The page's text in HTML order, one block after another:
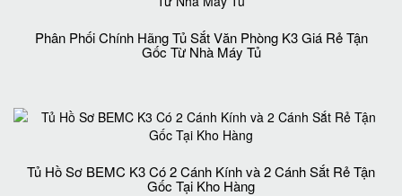
Phân Phối Chính Hãng Tủ Sắt Văn Phòng K3 Giá Rẻ Tận
Gốc Từ Nhà Máy Tủ
Tủ Hồ Sơ BEMC K3 Có 2 Cánh Kính và 2 Cánh Sắt Rẻ Tận
Gốc Tại Kho Hàng